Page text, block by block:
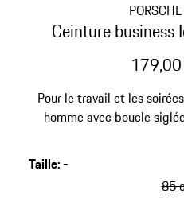
Ceinture business
Pour le travail et les
homme avec boucle
Taille:-
85